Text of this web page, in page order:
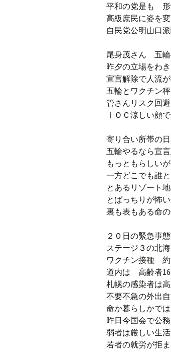
平和の党是も 形
高級庶民に姿を
自民党公明山口
尾身茂さん 五輪
昨夕の立場をわ
宣言解除で人流
五輪とワクチン
管さんリスク回
ＩＯＣ涼しい顔
寄り合い所帯の
五輪やるなら宣
もっともらしい
一方どこでも誰
とあるリゾート
とばっちりが怖
裏も表もある命
２０日の緊急事
ステージ３の北
ワクチン接種 約
道内は 高齢者
札幌の感染者は
不要不急の外出
命か暮らしかで
昨日今国会で公
弱者は厳しい生
若者の就労が拒